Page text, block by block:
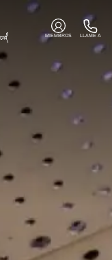
MIEMBROS LLAME A